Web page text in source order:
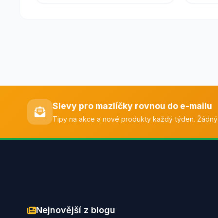
Slevy pro mazlíčky rovnou do e-mailu
Tipy na akce a nové produkty každý týden. Žádný
Nejnovější z blogu